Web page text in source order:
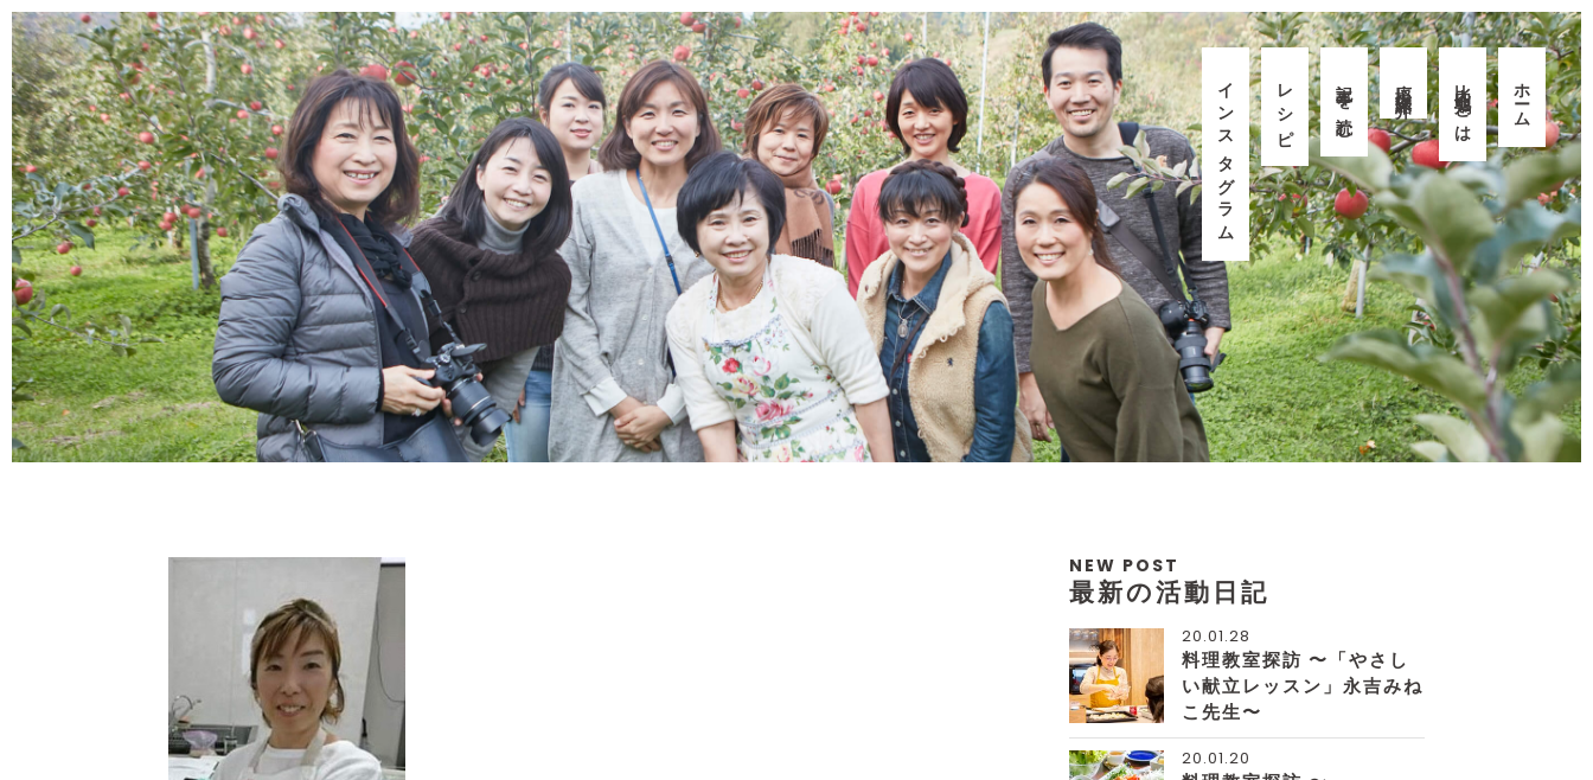
ホーム
比内地鶏とは
応援隊紹介
記事を読む
レシピ
インスタグラム
NEW POST
最新の活動日記
20.01.28
料理教室探訪 〜「やさし
い献立レッスン」永吉みね
こ先生〜
20.01.20